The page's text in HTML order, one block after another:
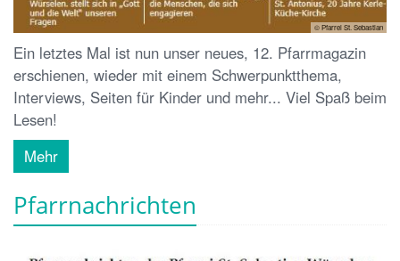
© Pfarrei St. Sebastian
Ein letztes Mal ist nun unser neues, 12. Pfarrmagazin
erschienen, wieder mit einem Schwerpunktthema,
Interviews, Seiten für Kinder und mehr... Viel Spaß beim
Lesen!
Mehr
Pfarrnachrichten